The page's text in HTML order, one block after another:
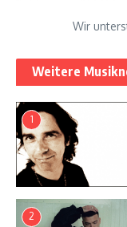
Wir
Weitere
1
2